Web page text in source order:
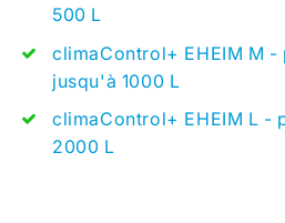
500 L
climaControl+ EHEIM M -
jusqu'à 1000 L
climaControl+ EHEIM L -
2000 L